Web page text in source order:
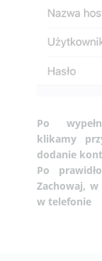
Po
klikamy
dodanie
Po
Zachowaj,
w telefonie